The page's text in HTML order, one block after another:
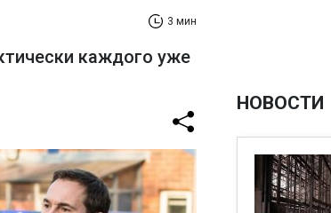
3 мин
каждого уже
НОВОСТИ